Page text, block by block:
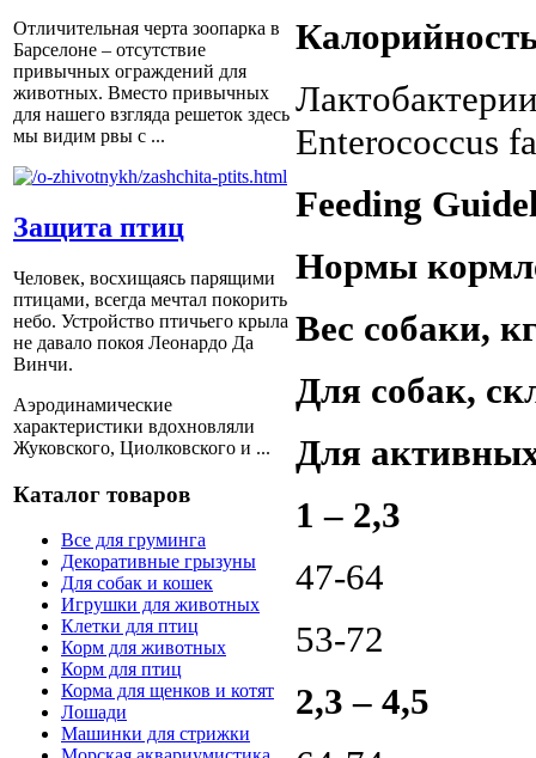
Отличительная черта зоопарка в
Барселоне – отсутствие
привычных ограждений для
животных. Вместо привычных
для нашего взгляда решеток здесь
мы видим рвы с ...
Защита птиц
Человек, восхищаясь парящими
птицами, всегда мечтал покорить
небо. Устройство птичьего крыла
не давало покоя Леонардо Да
Винчи.
Аэродинамические
характеристики вдохновляли
Жуковского, Циолковского и ...
Каталог товаров
Все для груминга
Декоративные грызуны
Для собак и кошек
Игрушки для животных
Клетки для птиц
Корм для животных
Корм для птиц
Корма для щенков и котят
Лошади
Машинки для стрижки
Enterococcus
Feeding
Нормы
Вес собаки,
Для собак,
Для
1 – 2,3
47-64
53-72
2,3 – 4,5